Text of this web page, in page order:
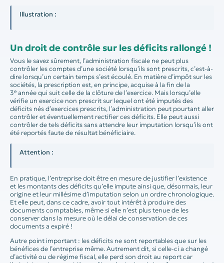
Illustration :
Un droit de contrôle sur les déficits rallongé !
Vous le savez sûrement, l’administration fiscale ne peut plus
contrôler les comptes d’une société lorsqu’ils sont prescrits, c’est-à-
dire lorsqu’un certain temps s’est écoulé. En matière d’impôt sur les
sociétés, la prescription est, en principe, acquise à la fin de la
3e année qui suit celle de la clôture de l’exercice. Mais lorsqu’elle
vérifie un exercice non prescrit sur lequel ont été imputés des
déficits nés d’exercices prescrits, l’administration peut pourtant aller
contrôler et éventuellement rectifier ces déficits. Elle peut aussi
contrôler de tels déficits sans attendre leur imputation lorsqu’ils ont
été reportés faute de résultat bénéficiaire.
Attention :
En pratique, l’entreprise doit être en mesure de justifier l’existence
et les montants des déficits qu’elle impute ainsi que, désormais, leur
origine et leur millésime d’imputation selon un ordre chronologique.
Et elle peut, dans ce cadre, avoir tout intérêt à produire des
documents comptables, même si elle n’est plus tenue de les
conserver dans la mesure où le délai de conservation de ces
documents a expiré !
Autre point important : les déficits ne sont reportables que sur les
bénéfices de l’entreprise même. Autrement dit, si celle-ci a changé
d’activité ou de régime fiscal, elle perd son droit au report car